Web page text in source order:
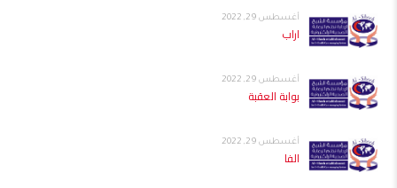
أغسطس 29, 2022
اراب
أغسطس 29, 2022
بوابة العقبة
أغسطس 29, 2022
الفا